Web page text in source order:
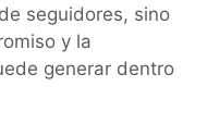
seguidores, sino
y la
generar dentro